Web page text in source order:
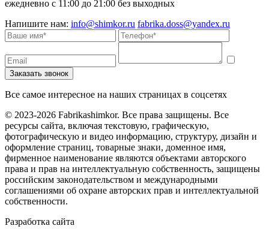
ежедневно с 11:00 до 21:00 без выходных
Напишите нам: info@shimkor.ru fabrika.doss@yandex.ru
Все самое интересное на наших страницах в соцсетях
© 2023-2026 Fabrikashimkor. Все права защищены. Все
ресурсы сайта, включая текстовую, графическую,
фотографическую и видео информацию, структуру, дизайн и
оформление страниц, товарные знаки, доменное имя,
фирменное наименование являются объектами авторского
права и прав на интеллектуальную собственность, защищены
российским законодательством и международными
соглашениями об охране авторских прав и интеллектуальной
собственности.
Разработка сайта